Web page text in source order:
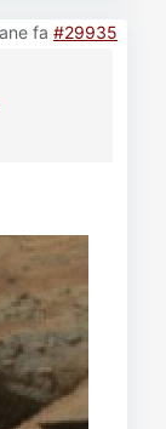
fa #29935